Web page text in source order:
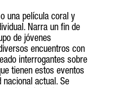
una película coral y
Narra un fin de
de jóvenes
encuentros con
interrogantes sobre
tienen estos eventos
actual. Se